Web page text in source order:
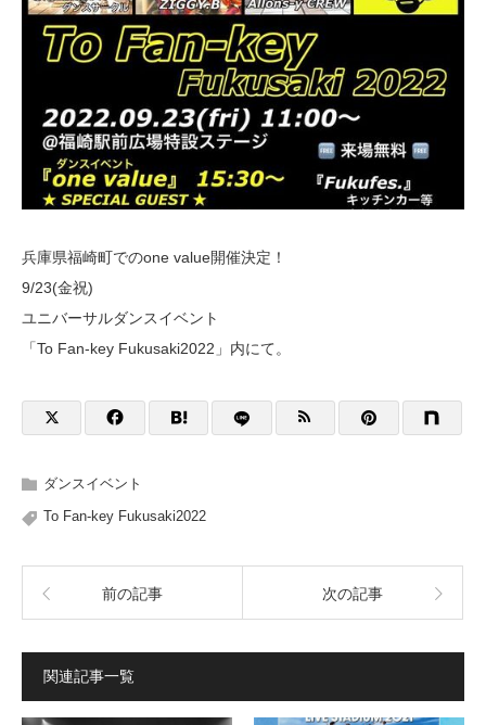
兵庫県福崎町でのone value開催決定！
9/23(金祝)
ユニバーサルダンスイベント
「To Fan-key Fukusaki2022」内にて。
ダンスイベント
To Fan-key Fukusaki2022
前の記事 次の記事
関連記事一覧